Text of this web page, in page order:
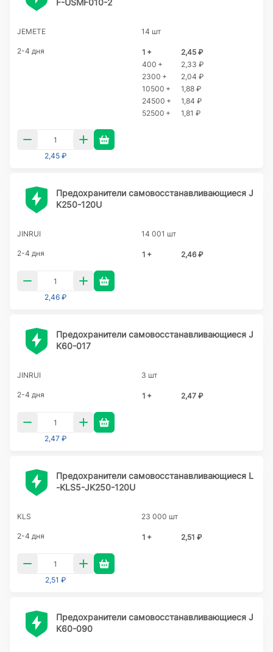
F-USMF010-2
JEMETE 14 шт
2-4 дня 1 +
2,45 ₽
400 +
2,33 ₽
2300 +
2,04 ₽
10500 +
1,88 ₽
24500 +
1,84 ₽
52500 +
1,81 ₽
2,45 ₽
Предохранители самовосстанавливающиеся J
K250-120U
JINRUI 14 001 шт
2-4 дня 1 + 2,46 ₽
2,46 ₽
Предохранители самовосстанавливающиеся J
K60-017
JINRUI 3 шт
2-4 дня 1 + 2,47 ₽
2,47 ₽
Предохранители самовосстанавливающиеся L
-KLS5-JK250-120U
KLS 23 000 шт
2-4 дня 1 + 2,51 ₽
2,51 ₽
Предохранители самовосстанавливающиеся J
K60-090